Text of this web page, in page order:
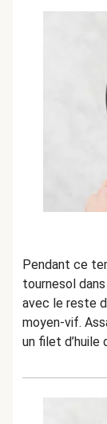
Pendant ce
tournesol
avec le reste
moyen-vif.
un filet d’huile